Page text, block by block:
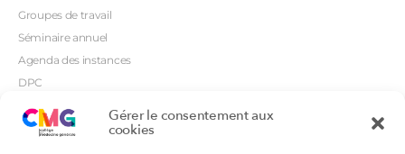
Gérer le consentement aux
cookies
Groupes de travail
Séminaire annuel
Agenda des instances
DPC
Orientations prioritaires